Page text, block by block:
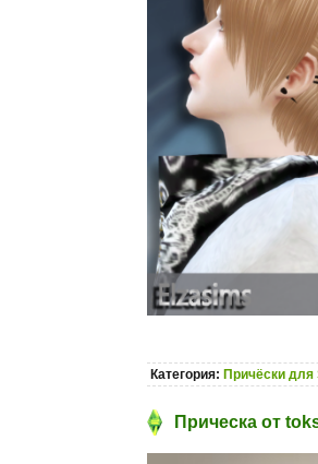
Категория: Причёски для
Прическа от